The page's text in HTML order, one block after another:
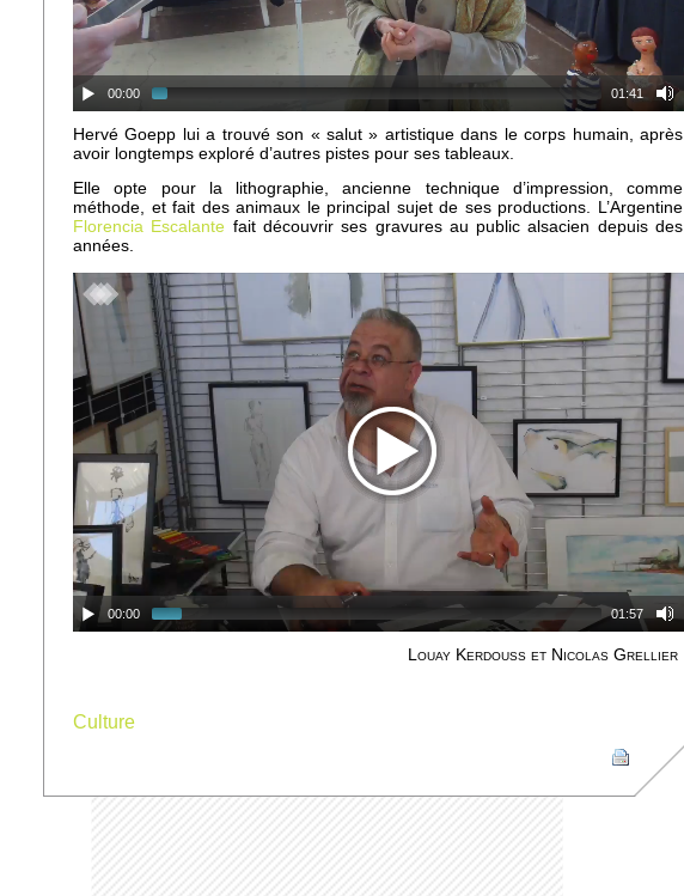
00:00 01:41
Hervé Goepp lui a trouvé son « salut » artistique dans le corps humain, après
avoir longtemps exploré d’autres pistes pour ses tableaux.
Elle opte pour la lithographie, ancienne technique d’impression, comme
méthode, et fait des animaux le principal sujet de ses productions. L’Argentine
Florencia Escalante fait découvrir ses gravures au public alsacien depuis des
années.
00:00 01:57
Louay Kerdouss et Nicolas Grellier
Culture